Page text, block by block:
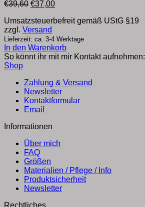
€39,60 Ursprünglicher
war:
€39,60
€37,00Aktueller
ist:
Umsatzsteuerbefreit gemäß UStG §19
zzgl. Versand
Lieferzeit: ca. 3-4 Werktage
In den Warenkorb
So könnt ihr mit mir Kontakt aufnehmen:
Shop
Zahlung & Versand
Newsletter
Kontaktformular
Email
Informationen
Über mich
FAQ
Größen
Materialien / Pflege / Info
Produktsicherheit
Newsletter
Rechtliches